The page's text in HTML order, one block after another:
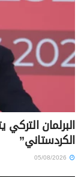
البرلمان
الكردستاني”